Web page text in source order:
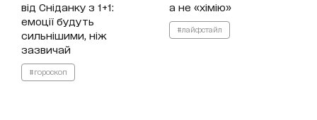
від Сніданку з 1+1:
емоції будуть
сильнішими, ніж
зазвичай
#гороскоп
а не «хімію»
#лайфстайл